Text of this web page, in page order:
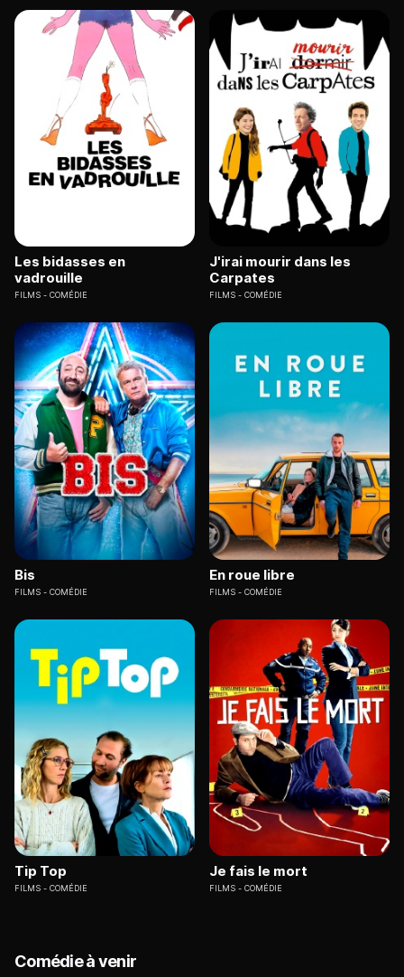
Les bidasses en
vadrouille
FILMS COMÉDIE
J'irai mourir dans les
Carpates
FILMS COMÉDIE
Bis
FILMS COMÉDIE
En roue libre
FILMS COMÉDIE
Tip Top
FILMS COMÉDIE
Je fais le mort
FILMS COMÉDIE
Comédie à venir